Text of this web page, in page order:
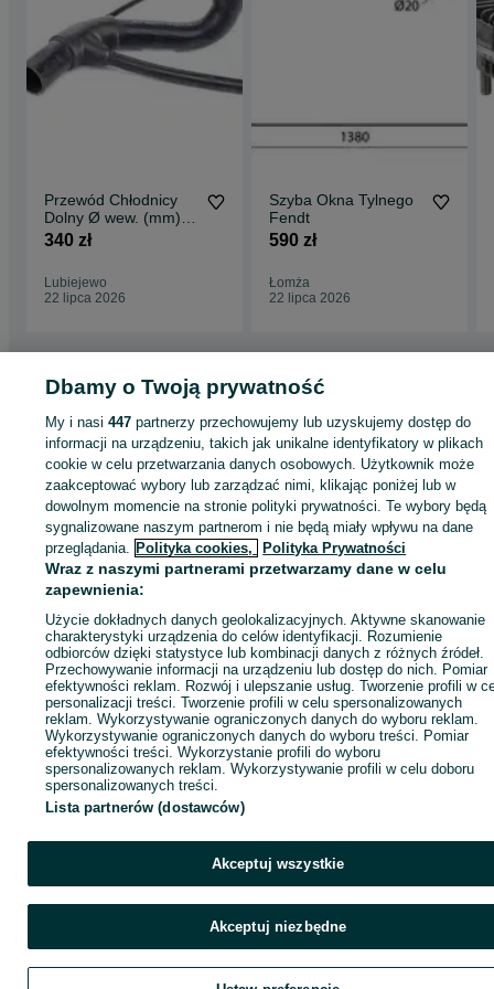
Przewód Chłodnicy
Dolny Ø wew. (mm):
8/18/50/55 Fendt
340 zł
Lubiejewo
22 lipca 2026
Szyba Okna Tylnego
Fendt
590 zł
Łomża
22 lipca 2026
Strona główna Rolnictwo Części do maszyn rolniczych
rolniczych - Mazowieckie
Części do maszyn rolniczych - Nowy Duninów
KATEGORIA
ID:406855937 Wyświetlenia:
Zadzwoń / SMS
Dbamy o Twoją prywatność
My i nasi447 partnerzy przechowujemy lub uzyskujemy dostęp do
informacji na urządzeniu, takich jak unikalne identyfikatory w plikach
cookie w celu przetwarzania danych osobowych. Użytkownik może
zaakceptować wybory lub zarządzać nimi, klikając poniżej lub w
dowolnym momencie na stronie polityki prywatności. Te wybory będą
sygnalizowane naszym partnerom i nie będą miały wpływu na dane
przeglądania. Polityka cookies, Polityka Prywatności
Wraz z naszymi partnerami przetwarzamy dane w celu
zapewnienia:
Użycie dokładnych danych geolokalizacyjnych. Aktywne skanowanie
charakterystyki urządzenia do celów identyfikacji. Rozumienie
odbiorców dzięki statystyce lub kombinacji danych z różnych źródeł.
Przechowywanie informacji na urządzeniu lub dostęp do nich. Pomiar
efektywności reklam. Rozwój i ulepszanie usług. Tworzenie profili w
personalizacji treści. Tworzenie profili w celu spersonalizowanych
reklam. Wykorzystywanie ograniczonych danych do wyboru reklam.
Wykorzystywanie ograniczonych danych do wyboru treści. Pomiar
efektywności treści. Wykorzystanie profili do wyboru
spersonalizowanych reklam. Wykorzystywanie profili w celu doboru
spersonalizowanych treści.
Lista partnerów (dostawców)
Akceptuj wszystkie
Akceptuj niezbędne